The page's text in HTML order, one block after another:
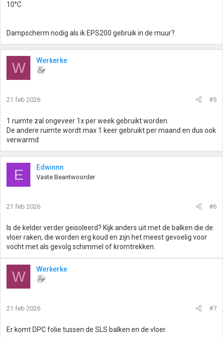
10°C
Dampscherm nodig als ik EPS200 gebruik in de muur?
W Werkerke
21 feb 2026 #5
1 ruimte zal ongeveer 1x per week gebruikt worden.
De andere ruimte wordt max 1 keer gebruikt per maand en dus ook
verwarmd
E Edwinnn
Vaste Beantwoorder
21 feb 2026 #6
Is de kelder verder geisoleerd? Kijk anders uit met de balken die de
vloer raken, die worden erg koud en zijn het meest gevoelig voor
vocht met als gevolg schimmel of kromtrekken.
W Werkerke
21 feb 2026 #7
Er komt DPC folie tussen de SLS balken en de vloer.